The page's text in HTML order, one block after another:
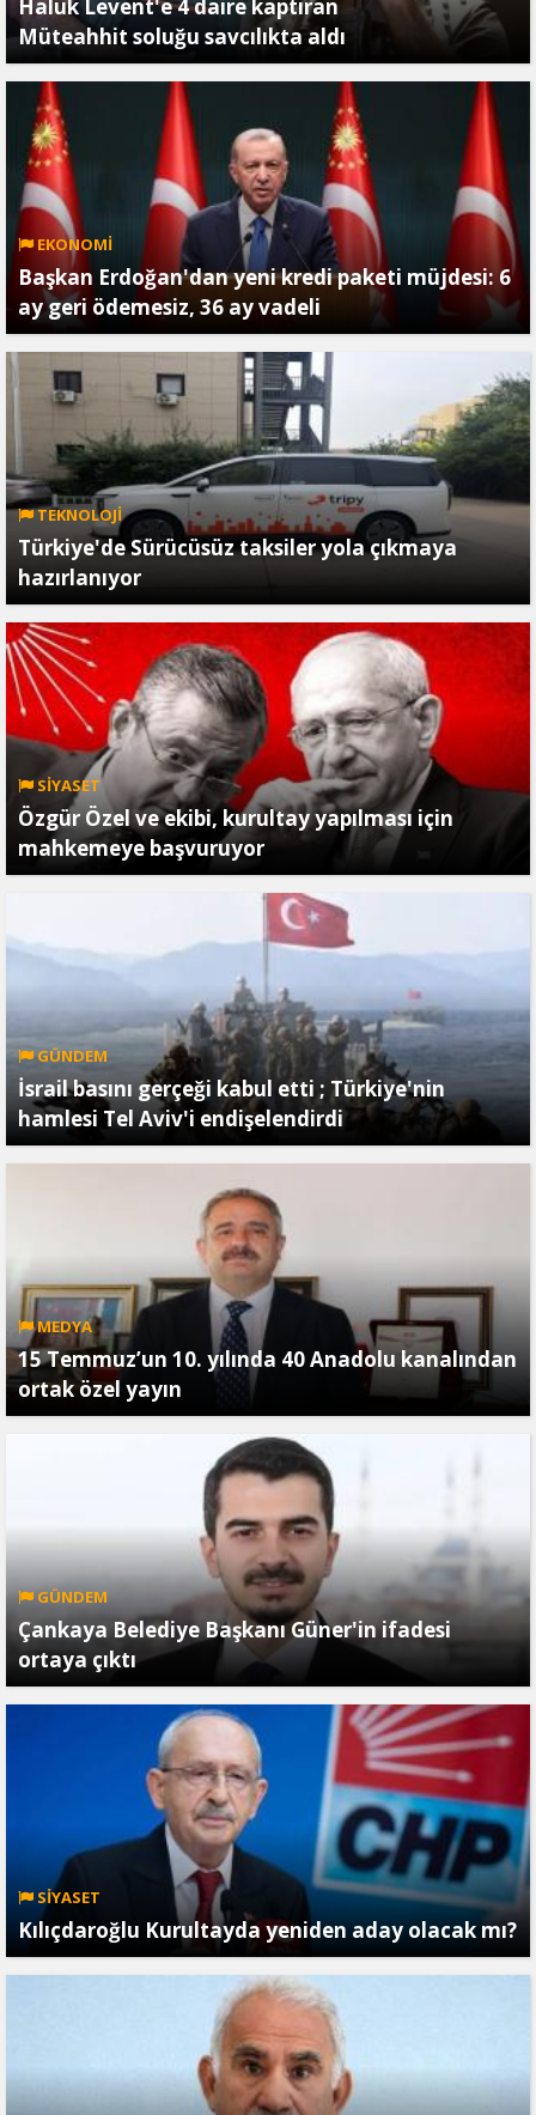
Haluk Levent'e 4 daire kaptıran
Müteahhit soluğu savcılıkta aldı
EKONOMİ
Başkan Erdoğan'dan yeni kredi paketi müjdesi: 6
ay geri ödemesiz, 36 ay vadeli
TEKNOLOJİ
Türkiye'de Sürücüsüz taksiler yola çıkmaya
hazırlanıyor
SİYASET
Özgür Özel ve ekibi, kurultay yapılması için
mahkemeye başvuruyor
GÜNDEM
İsrail basını gerçeği kabul etti ; Türkiye'nin
hamlesi Tel Aviv'i endişelendirdi
MEDYA
15 Temmuz’un 10. yılında 40 Anadolu kanalından
ortak özel yayın
GÜNDEM
Çankaya Belediye Başkanı Güner'in ifadesi
ortaya çıktı
SİYASET
Kılıçdaroğlu Kurultayda yeniden aday olacak mı?